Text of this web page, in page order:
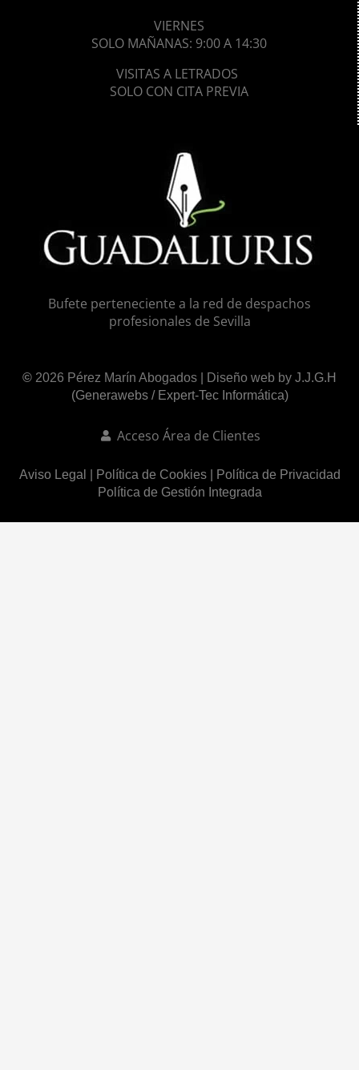
VIERNES
SOLO MAÑANAS: 9:00 A 14:30
VISITAS A LETRADOS
SOLO CON CITA PREVIA
Bufete perteneciente a la red de despachos
profesionales de Sevilla
© 2026 Pérez Marín Abogados | Diseño web by J.J.G.H
(Generawebs / Expert-Tec Informática)
Acceso Área de Clientes
Aviso Legal Política de Cookies|
Política de Privacidad
Política de Gestión Integrada